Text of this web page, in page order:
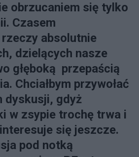
obrzucaniem się tylko
Czasem
absolutnie
dzielących nasze
głęboką przepaścią
Chciałbym przywołać
dyskusji, gdyż
w zsypie trochę trwa i
się jeszcze.
pod notką